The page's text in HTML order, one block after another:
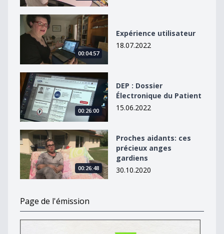
Expérience utilisateur
00:04:57
Expérience utilisateur
18.07.2022
DEP : Dossier Électronique du Patient
00:26:00
DEP : Dossier
Électronique du Patient
15.06.2022
Proches aidants: ces précieux anges gardiens
00:26:48
Proches aidants: ces
précieux anges
gardiens
30.10.2020
Page de l'émission